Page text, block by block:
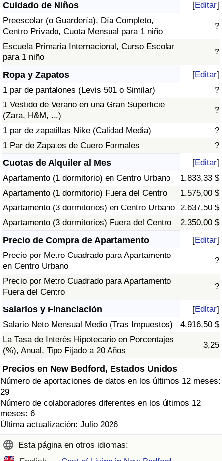
Cuidado de Niños [Editar]
Preescolar (o Guardería), Día Completo,
Centro Privado, Cuota Mensual para 1 niño
?
Escuela Primaria Internacional, Curso Escolar
para 1 niño
?
Ropa y Zapatos [Editar]
1 par de pantalones (Levis 501 o Similar)
?
1 Vestido de Verano en una Gran Superficie
(Zara, H&M, ...)
?
1 par de zapatillas Nike (Calidad Media)
?
1 Par de Zapatos de Cuero Formales
?
Cuotas de Alquiler al Mes [Editar]
Apartamento (1 dormitorio) en Centro Urbano
1.833,33 $
Apartamento (1 dormitorio) Fuera del Centro
1.575,00 $
Apartamento (3 dormitorios) en Centro Urbano 2.637,50 $
Apartamento (3 dormitorios) Fuera del Centro
2.350,00 $
Precio de Compra de Apartamento [Editar]
Precio por Metro Cuadrado para Apartamento
en Centro Urbano
?
Precio por Metro Cuadrado para Apartamento
Fuera del Centro
?
Salarios y Financiación [Editar]
Salario Neto Mensual Medio (Tras Impuestos)
4.916,50 $
La Tasa de Interés Hipotecario en Porcentajes
(%), Anual, Tipo Fijado a 20 Años
3,25
Precios en New Bedford, Estados Unidos
Número de aportaciones de datos en los últimos 12 meses:
29
Número de colaboradores diferentes en los últimos 12
meses: 6
Última actualización: Julio 2026
Esta página en otros idiomas: